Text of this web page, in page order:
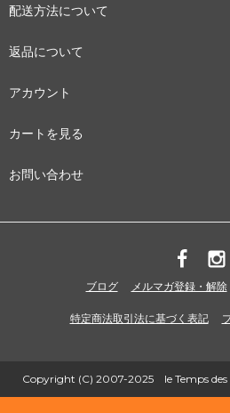
配送方法について
返品について
アカウント
カートを見る
お問い合わせ
ブログ メルマガ登録・解除
特定商法取引法に基づく表記
Copyright (C) 2007-2025 le Temps des